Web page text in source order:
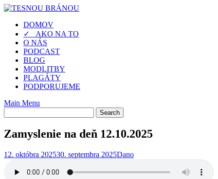
Skip
contentDOMOV
✓ AKO NA TO
O NÁS
PODCAST
BLOG
MODLITBY
PLAGÁTY
PODPORUJEME
Main Menu
Zamyslenie na deň 12.10.2025
12. októbra 202530. septembra 2025Dano